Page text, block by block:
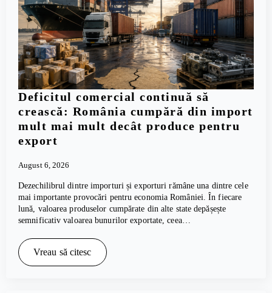
Deficitul comercial continuă să
crească: România cumpără din import
mult mai mult decât produce pentru
export
August 6, 2026
Dezechilibrul dintre importuri și exporturi rămâne una dintre cele
mai importante provocări pentru economia României. În fiecare
lună, valoarea produselor cumpărate din alte state depășește
semnificativ valoarea bunurilor exportate, ceea…
Vreau să citesc